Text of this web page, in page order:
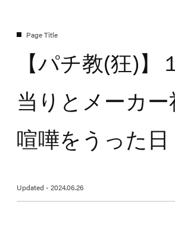
【パチ教(狂)】
当りとメーカー
喧嘩をうった日
Updated - 2024.06.26